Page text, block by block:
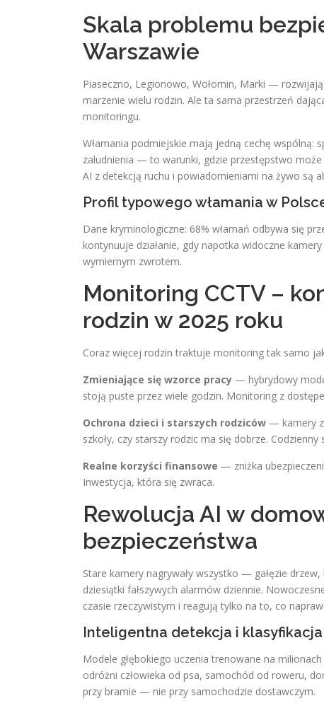
Skala problemu
Warszawie
Piaseczno, Legionowo, Wołomin, Marki —
marzenie wielu rodzin. Ale ta sama przestrzeń
monitoringu.
Włamania podmiejskie mają jedną cechę wspólną:
zaludnienia — to warunki, gdzie przestępstwo
AI z detekcją ruchu i powiadomieniami na żywo są
Profil typowego włamania w
Dane kryminologiczne: 68% włamań odbywa się
kontynuuje działanie, gdy napotka widoczne
wymiernym zwrotem.
Monitoring CCTV –
rodzin w 2025 roku
Coraz więcej rodzin traktuje monitoring tak samo
Zmieniające się wzorce pracy — hybrydowy
stoją puste przez wiele godzin. Monitoring z
Ochrona dzieci i starszych rodziców — kamery z
szkoły, czy starszy rodzic ma się dobrze.
Realne korzyści finansowe — zniżka
Inwestycja, która się zwraca.
Rewolucja AI w
bezpieczeństwa
Stare kamery nagrywały wszystko — gałęzie
dziesiątki fałszywych alarmów dziennie.
czasie rzeczywistym i reagują tylko na to, co
Inteligentna detekcja i
Modele głębokiego uczenia trenowane na
odróżni człowieka od psa, samochód od roweru,
przy bramie — nie przy samochodzie dostawczym.